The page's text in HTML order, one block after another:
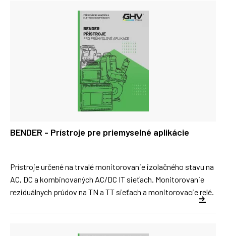
BENDER - Prístroje pre priemyselné aplikácie
Prístroje určené na trvalé monitorovanie izolačného stavu na
AC, DC a kombinovaných AC/DC IT sieťach. Monitorovanie
reziduálnych prúdov na TN a TT sieťach a monitorovacie relé.